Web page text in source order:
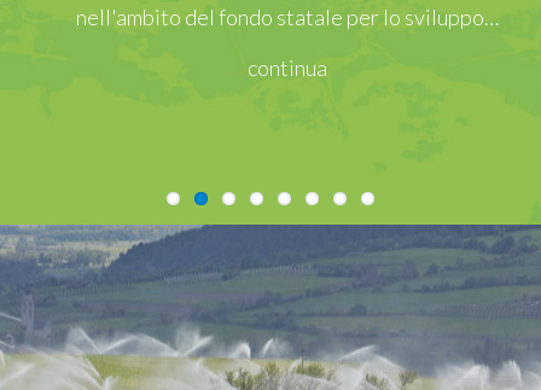
nell'ambito del fondo statale per lo sviluppo…
continua